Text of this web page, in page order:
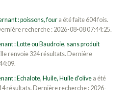
: poissons, foura été faite 604 fois.
recherche : 2026-08-08 07:44:25.
: Lotte ou Baudroie, sans produit
renvoie 324 résultats. Dernière
: Echalote, Huile, Huile d'olivea été
résultats. Dernière recherche : 2026-